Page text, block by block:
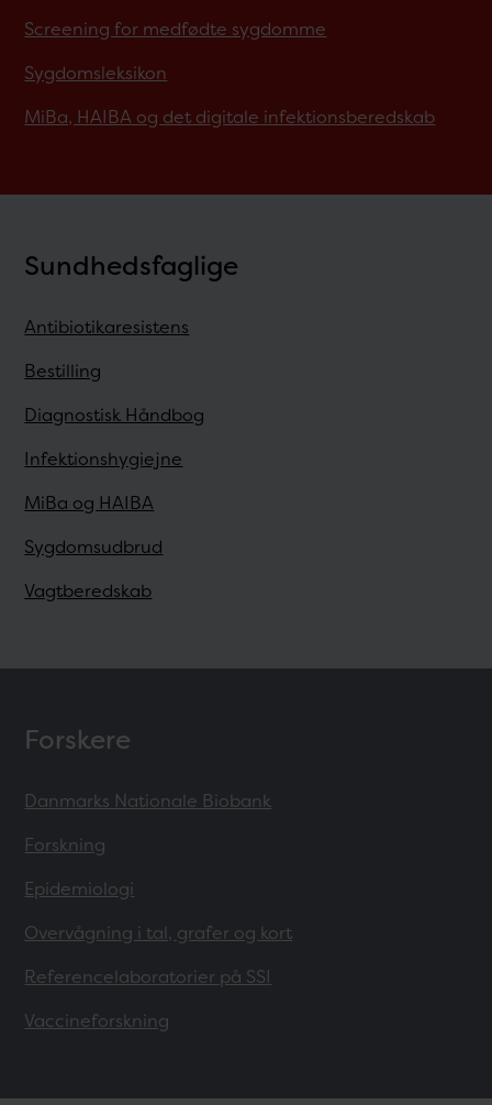
Screening for medfødte sygdomme
Sygdomsleksikon
MiBa, HAIBA og det digitale infektionsberedskab
Sundhedsfaglige
Antibiotikaresistens
Bestilling
Diagnostisk Håndbog
Infektionshygiejne
MiBa og HAIBA
Sygdomsudbrud
Vagtberedskab
Forskere
Danmarks Nationale Biobank
Forskning
Epidemiologi
Overvågning i tal, grafer og kort
Referencelaboratorier på SSI
Vaccineforskning